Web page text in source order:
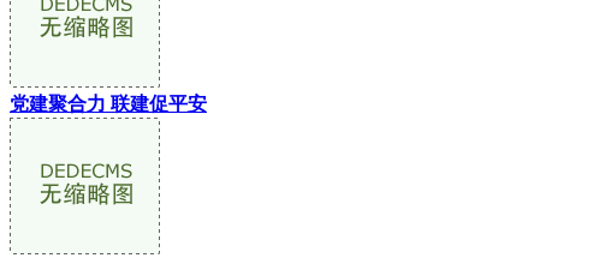
党建聚合力 联建促平安